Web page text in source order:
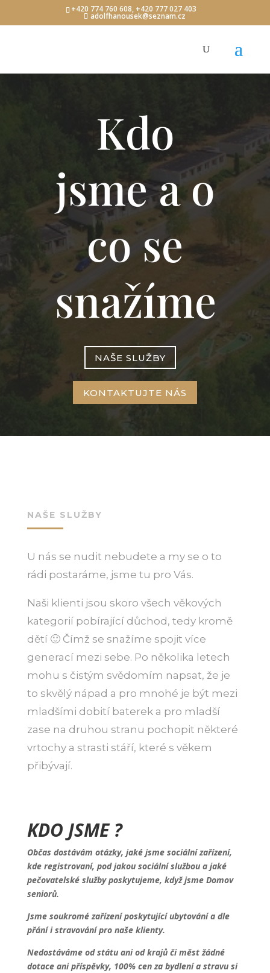
+420 774 760 608, +420 777 027 403
adolfhanousek@seznam.cz
Kdo
jsme a o
co se
snažíme
NAŠE SLUŽBY
KONTAKTUJTE NÁS
NAŠE SLUŽBY
U nás se nudit nebudete a my se o to
rádi postaráme, jsme tu pro Vás.
Naši klienti jsou skoro všech věkových
kategorií pobírající důchod, tedy kromě
dětí 🙂 Čímž se snažíme spojit více
generací mezi sebe. Po několika letech
mohu s čistým svědomím napsat, že je
to skvělý nápad a pro mnohé je být mezi
mladšími dobití baterek a pro mladší
zase na druhou stranu pochopit některé
vrtochy a strasti stáří, které s věkem
přibývají.
KDO JSME ?
Občas dostávám otázky, jaké jsme sociální zařízení,
kde registrovaní, pod jakou sociální službou a jaké
pečovatelské služby poskytujeme, když jsme Domov
seniorů.
Jsme soukromé zařízení poskytující ubytování a dle
přání i stravování pro naše klienty.
Nedostáváme od státu ani od krajů či měst žádné
dotace ani příspěvky, 100% cen za bydlení a stravu si